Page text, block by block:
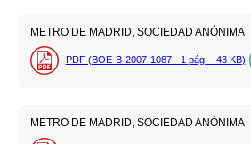
METRO DE MADRID, SOCIEDAD ANÓNIMA
PDF (BOE-B-2007-1087 - 1 pág. - 43 KB)
METRO DE MADRID, SOCIEDAD ANÓNIMA